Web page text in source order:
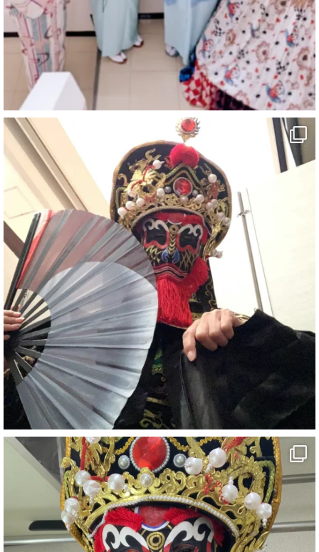
「マジシャン和歌山旅 白浜町・三段壁」
#企業公式がお疲れ様を言い合う
#旅行好きな人と繋がりたい
#一人旅
#女性マジシャン
#出張マジック
#マジシャン派遣
#イリュージョン
#和歌山県
#白浜町
#変面ショー
#イベント
#宴会
#余興
1 5 X
さらに読み込む